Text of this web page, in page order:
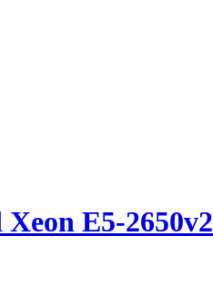
E5-2650v2